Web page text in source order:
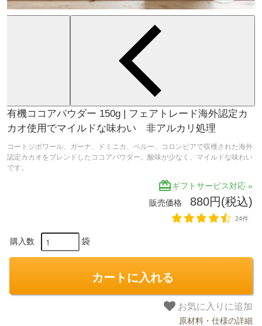
有機ココアパウダー 150g | フェアトレード海外認定カ
カオ使用でマイルドな味わい 非アルカリ処理
コートジポワール、ガーナ、ドミニカ、ペルー、コロンビアで収穫された海外
認定カカオをブレンドしたココアパウダー。酸味が少なく、マイルドな味わい
です。
redeemギフトサービス対応 »
販売価格 880円(税込)
24件
購入数 袋
カートに入れる
お気に入りに追加
原材料・仕様の詳細